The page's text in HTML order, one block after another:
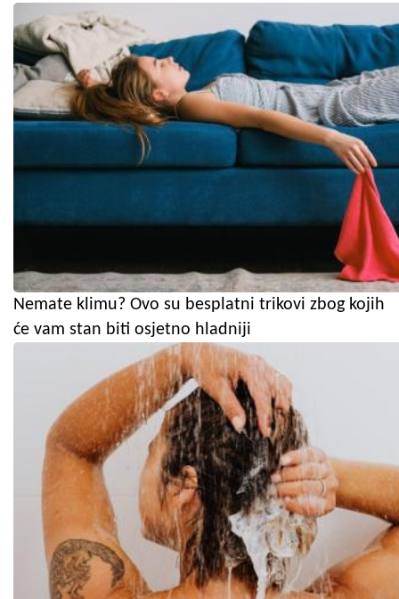
Nemate klimu? Ovo su besplatni trikovi zbog kojih
će vam stan biti osjetno hladniji